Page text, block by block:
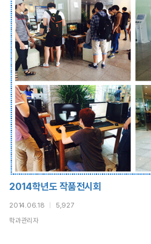
2014학년도 작품전시회
2014.06.18
5,927
학과관리자